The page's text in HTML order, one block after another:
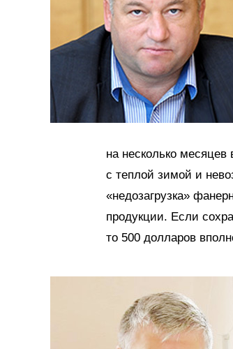
на несколько
с теплой зимой и
«недозагрузка»
продукции. Если
то 500 долларов